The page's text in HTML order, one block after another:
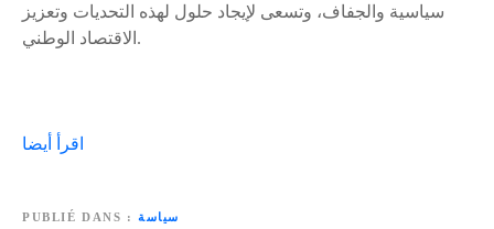
سياسية والجفاف، وتسعى لإيجاد حلول لهذه التحديات وتعزيز
الاقتصاد الوطني.
اقرأ أيضا
PUBLIÉ DANS
سياسة